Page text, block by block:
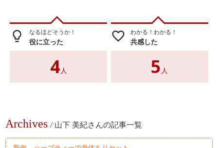
lightbulb_outline なるほどそうか！
役に立った
4人
favorite_border わかる！わかる！
共感した
5 人
Archives / 山下 美紀さんの記事一覧